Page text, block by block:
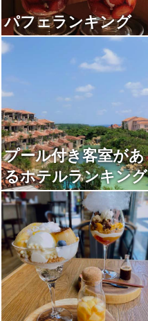
パフェランキング
プール付き客室があ
るホテルランキング